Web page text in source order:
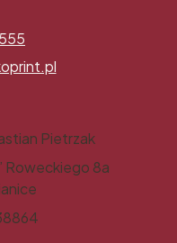
Pietrzak
Roweckiego 8a